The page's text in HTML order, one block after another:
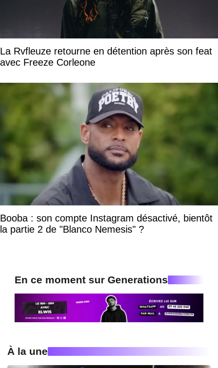
La Rvfleuze retourne en détention après son feat
avec Freeze Corleone
Booba : son compte Instagram désactivé, bientôt
la partie 2 de "Blanco Nemesis" ?
En ce moment sur Generations
À la une